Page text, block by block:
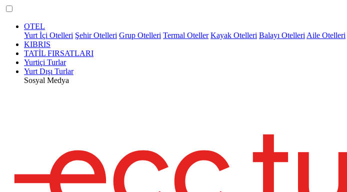
OTEL
Yurt İçi Otelleri Şehir Otelleri Grup Otelleri Termal Oteller Kayak Otelleri Balayı Otelleri Aile Otelleri
KIBRIS
TATİL FIRSATLARI
Yurtiçi Turlar
Yurt Dışı Turlar
Sosyal Medya